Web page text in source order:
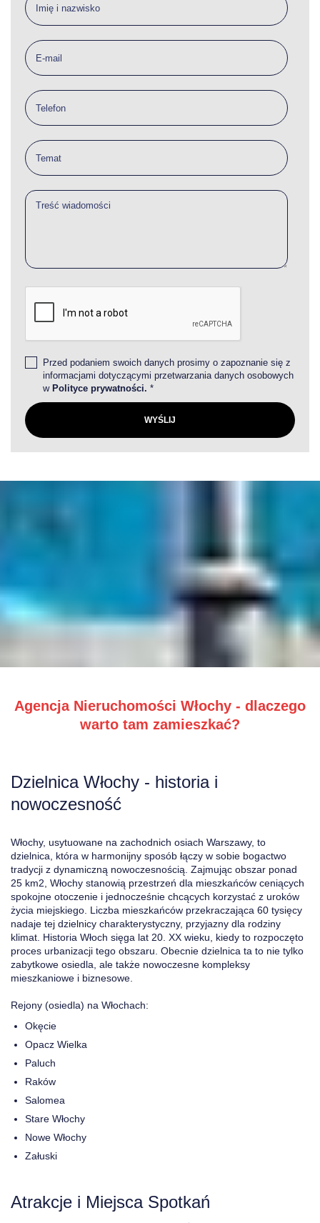
Przed podaniem swoich danych prosimy o zapoznanie się z
informacjami dotyczącymi przetwarzania danych osobowych
w Polityce prywatności. *
Agencja Nieruchomości Włochy - dlaczego
warto tam zamieszkać?
Dzielnica Włochy - historia i
nowoczesność
Włochy, usytuowane na zachodnich osiach Warszawy, to
dzielnica, która w harmonijny sposób łączy w sobie bogactwo
tradycji z dynamiczną nowoczesnością. Zajmując obszar ponad
25 km2, Włochy stanowią przestrzeń dla mieszkańców ceniących
spokojne otoczenie i jednocześnie chcących korzystać z uroków
życia miejskiego. Liczba mieszkańców przekraczająca 60 tysięcy
nadaje tej dzielnicy charakterystyczny, przyjazny dla rodziny
klimat. Historia Włoch sięga lat 20. XX wieku, kiedy to rozpoczęto
proces urbanizacji tego obszaru. Obecnie dzielnica ta to nie tylko
zabytkowe osiedla, ale także nowoczesne kompleksy
mieszkaniowe i biznesowe.
Rejony (osiedla) na Włochach:
Okęcie
Opacz Wielka
Paluch
Raków
Salomea
Stare Włochy
Nowe Włochy
Załuski
Atrakcje i Miejsca Spotkań